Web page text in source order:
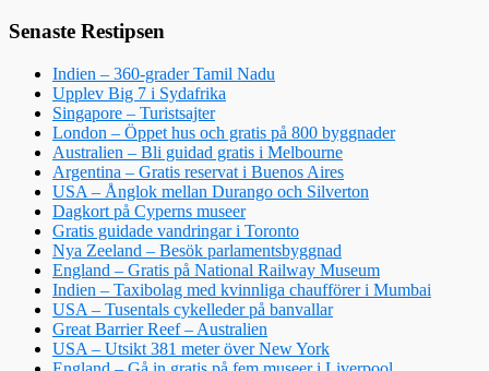
Senaste Restipsen
Indien – 360-grader Tamil Nadu
Upplev Big 7 i Sydafrika
Singapore – Turistsajter
London – Öppet hus och gratis på 800 byggnader
Australien – Bli guidad gratis i Melbourne
Argentina – Gratis reservat i Buenos Aires
USA – Ånglok mellan Durango och Silverton
Dagkort på Cyperns museer
Gratis guidade vandringar i Toronto
Nya Zeeland – Besök parlamentsbyggnad
England – Gratis på National Railway Museum
Indien – Taxibolag med kvinnliga chaufförer i Mumbai
USA – Tusentals cykelleder på banvallar
Great Barrier Reef – Australien
USA – Utsikt 381 meter över New York